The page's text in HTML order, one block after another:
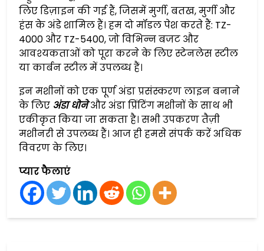
लिए डिज़ाइन की गई हैं, जिसमें मुर्गी, बतख, मुर्गी और
हंस के अंडे शामिल हैं। हम दो मॉडल पेश करते हैं: TZ-
4000 और TZ-5400, जो विभिन्न बजट और
आवश्यकताओं को पूरा करने के लिए स्टेनलेस स्टील
या कार्बन स्टील में उपलब्ध हैं।
इन मशीनों को एक पूर्ण अंडा प्रसंस्करण लाइन बनाने
के लिए अंडा धोनेऔर अंडा प्रिंटिंग मशीनों के साथ भी
एकीकृत किया जा सकता है। सभी उपकरण तैज़ी
मशीनरी से उपलब्ध हैं। आज ही हमसे संपर्क करें अधिक
विवरण के लिए।
प्यार फैलाएं